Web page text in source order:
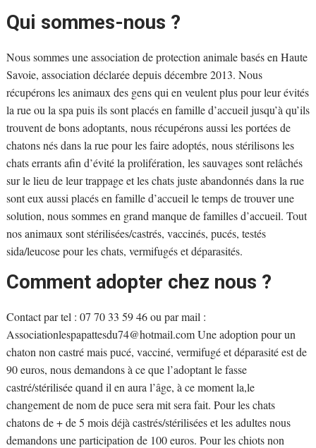
Qui sommes-nous ?
Nous sommes une association de protection animale basés en Haute
Savoie, association déclarée depuis décembre 2013. Nous
récupérons les animaux des gens qui en veulent plus pour leur évités
la rue ou la spa puis ils sont placés en famille d’accueil jusqu’à qu’ils
trouvent de bons adoptants, nous récupérons aussi les portées de
chatons nés dans la rue pour les faire adoptés, nous stérilisons les
chats errants afin d’évité la prolifération, les sauvages sont relâchés
sur le lieu de leur trappage et les chats juste abandonnés dans la rue
sont eux aussi placés en famille d’accueil le temps de trouver une
solution, nous sommes en grand manque de familles d’accueil. Tout
nos animaux sont stérilisées/castrés, vaccinés, pucés, testés
sida/leucose pour les chats, vermifugés et déparasités.
Comment adopter chez nous ?
Contact par tel : 07 70 33 59 46 ou par mail :
Associationlespapattesdu74@hotmail.comUne adoption pour un
chaton non castré mais pucé, vacciné, vermifugé et déparasité est de
90 euros, nous demandons à ce que l’adoptant le fasse
castré/stérilisée quand il en aura l’âge, à ce moment la,le
changement de nom de puce sera mit sera fait. Pour les chats
chatons de + de 5 mois déjà castrés/stérilisées et les adultes nous
demandons une participation de 100 euros. Pour les chiots non